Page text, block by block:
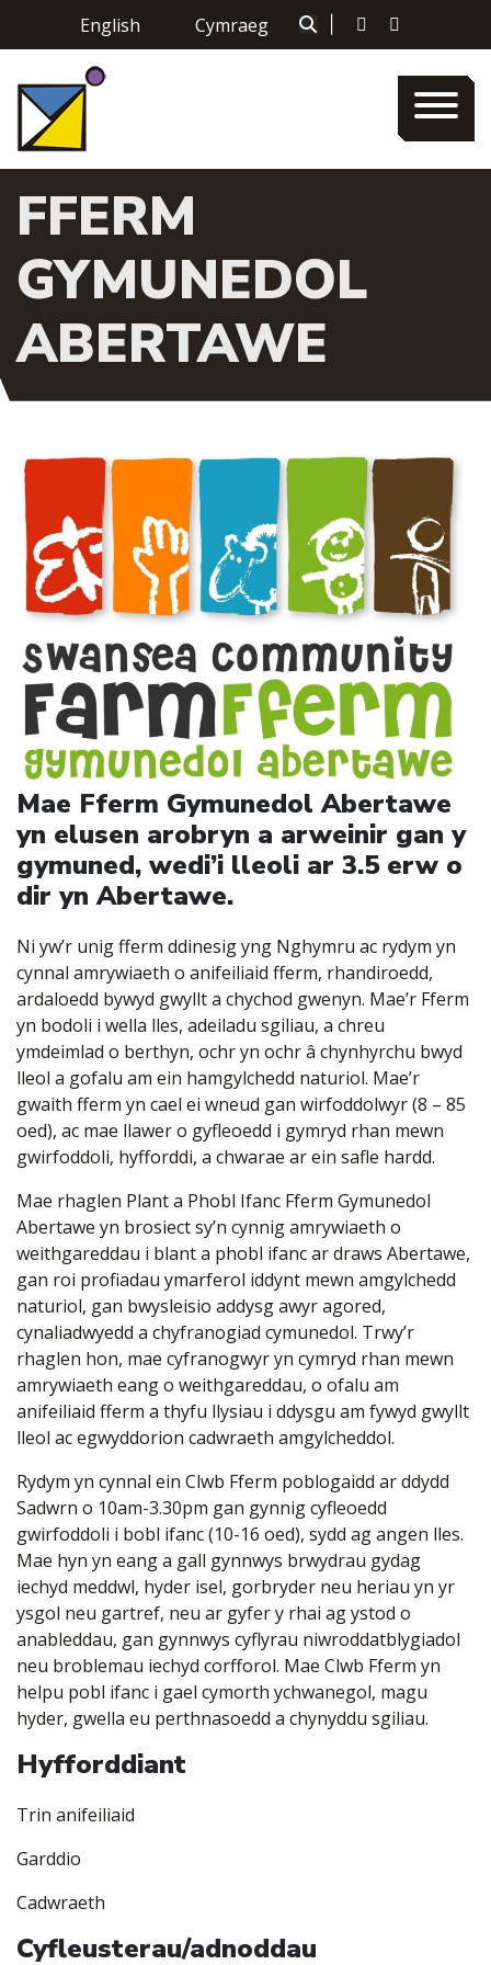
English Cymraeg
FFERM
GYMUNEDOL
ABERTAWE
Mae Fferm Gymunedol Abertawe
yn elusen arobryn a arweinir gan y
gymuned, wedi’i lleoli ar 3.5 erw o
dir yn Abertawe.
Ni yw’r unig fferm ddinesig yng Nghymru ac rydym yn
cynnal amrywiaeth o anifeiliaid fferm, rhandiroedd,
ardaloedd bywyd gwyllt a chychod gwenyn. Mae’r Fferm
yn bodoli i wella lles, adeiladu sgiliau, a chreu
ymdeimlad o berthyn, ochr yn ochr â chynhyrchu bwyd
lleol a gofalu am ein hamgylchedd naturiol. Mae’r
gwaith fferm yn cael ei wneud gan wirfoddolwyr (8 – 85
oed), ac mae llawer o gyfleoedd i gymryd rhan mewn
gwirfoddoli, hyfforddi, a chwarae ar ein safle hardd.
Mae rhaglen Plant a Phobl Ifanc Fferm Gymunedol
Abertawe yn brosiect sy’n cynnig amrywiaeth o
weithgareddau i blant a phobl ifanc ar draws Abertawe,
gan roi profiadau ymarferol iddynt mewn amgylchedd
naturiol, gan bwysleisio addysg awyr agored,
cynaliadwyedd a chyfranogiad cymunedol. Trwy’r
rhaglen hon, mae cyfranogwyr yn cymryd rhan mewn
amrywiaeth eang o weithgareddau, o ofalu am
anifeiliaid fferm a thyfu llysiau i ddysgu am fywyd gwyllt
lleol ac egwyddorion cadwraeth amgylcheddol.
Rydym yn cynnal ein Clwb Fferm poblogaidd ar ddydd
Sadwrn o 10am-3.30pm gan gynnig cyfleoedd
gwirfoddoli i bobl ifanc (10-16 oed), sydd ag angen lles.
Mae hyn yn eang a gall gynnwys brwydrau gydag
iechyd meddwl, hyder isel, gorbryder neu heriau yn yr
ysgol neu gartref, neu ar gyfer y rhai ag ystod o
anableddau, gan gynnwys cyflyrau niwroddatblygiadol
neu broblemau iechyd corfforol. Mae Clwb Fferm yn
helpu pobl ifanc i gael cymorth ychwanegol, magu
hyder, gwella eu perthnasoedd a chynyddu sgiliau.
Hyfforddiant
Trin anifeiliaid
Garddio
Cadwraeth
Cyfleusterau/adnoddau